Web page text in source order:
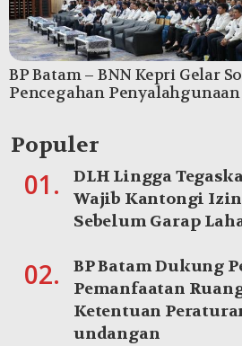
BP Batam – BNN Kepri Gelar
Pencegahan
Populer
01.
DLH Lingga
Wajib Kantongi
Sebelum Garap
02.
BP Batam Dukung
Pemanfaatan
Ketentuan
undangan